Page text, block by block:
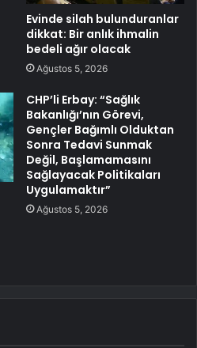
Evinde silah bulunduranlar
dikkat: Bir anlık ihmalin
bedeli ağır olacak
Ağustos 5, 2026
CHP’li Erbay: “Sağlık
Bakanlığı’nın Görevi,
Gençler Bağımlı Olduktan
Sonra Tedavi Sunmak
Değil, Başlamamasını
Sağlayacak Politikaları
Uygulamaktır”
Ağustos 5, 2026